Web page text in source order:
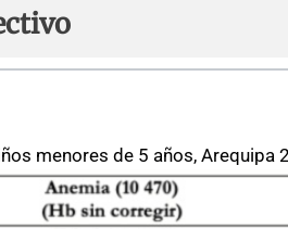
menores de 5 años, Arequipa